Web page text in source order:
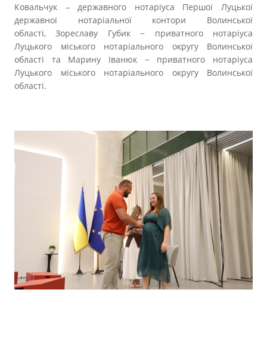
Ковальчук – державного нотаріуса Першої Луцької
державної нотаріальної контори Волинської
області, Зореславу Губик − приватного нотаріуса
Луцького міського нотаріального округу Волинської
області та Марину Іванюк − приватного нотаріуса
Луцького міського нотаріального округу Волинської
області.